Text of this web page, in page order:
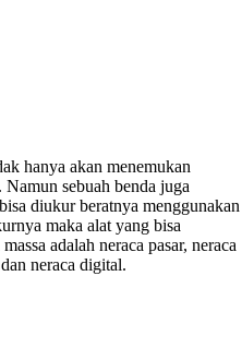
hanya akan menemukan
Namun sebuah benda juga
diukur beratnya menggunakan
maka alat yang bisa
adalah neraca pasar, neraca
neraca digital.